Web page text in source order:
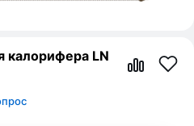
калорифера LN